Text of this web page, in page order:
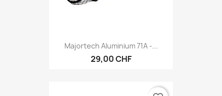
Majortech Aluminium 71A -...
29,00 CHF